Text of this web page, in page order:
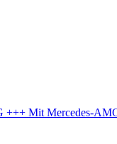
in Köln